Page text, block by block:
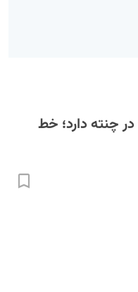
در چنته دارد؛ خط